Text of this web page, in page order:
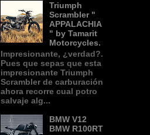
Triumph
Scrambler "
APPALACHIA
" by Tamarit
Motorcycles.
Impresionante, ¿verdad?.
Pues que sepas que esta
impresionante Triumph
Scrambler de carburación
ahora recorre cual potro
salvaje alg...
BMW V12
BMW R100RT